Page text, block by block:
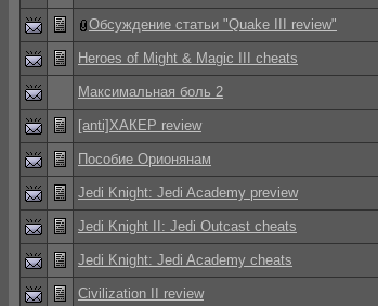
Обсуждение статьи "Quake III review"
Heroes of Might & Magic III cheats
Максимальная боль 2
[anti]ХАКЕР review
Пособие Орионянам
Jedi Knight: Jedi Academy preview
Jedi Knight II: Jedi Outcast cheats
Jedi Knight: Jedi Academy cheats
Civilization II review